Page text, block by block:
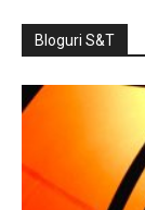
Bloguri S&T